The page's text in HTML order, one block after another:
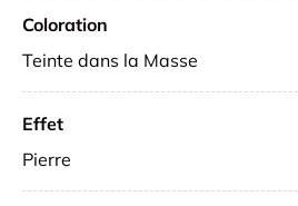
Coloration
Teinte dans la Masse
Effet
Pierre